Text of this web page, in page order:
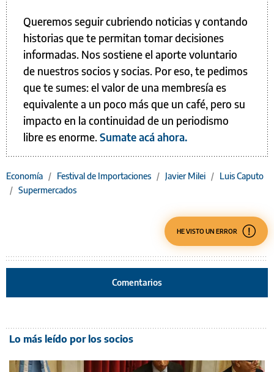
Queremos seguir cubriendo noticias y contando
historias que te permitan tomar decisiones
informadas. Nos sostiene el aporte voluntario
de nuestros socios y socias. Por eso, te pedimos
que te sumes: el valor de una membresía es
equivalente a un poco más que un café, pero su
impacto en la continuidad de un periodismo
libre es enorme.Sumate acá ahora.
Economía / Festival de Importaciones / Javier Milei / Luis Caputo
/ Supermercados
HE VISTO UN ERROR
Comentarios
Lo más leído por los socios